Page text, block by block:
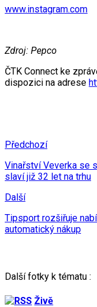
www.instagram.com
Zdroj: Pepco
ČTK Connect ke
dispozici na adrese
Předchozí
Vinařství Veverka se
slaví již 32 let na trhu
Další
Tipsport rozšiřuje
automatický nákup
Další fotky k tématu :
Živě